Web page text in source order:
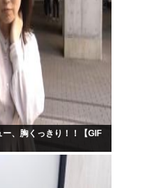
、胸くっきり！！【GIF